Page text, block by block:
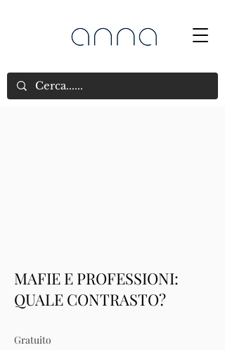
MAFIE E PROFESSIONI:
QUALE CONTRASTO?
Gratuito